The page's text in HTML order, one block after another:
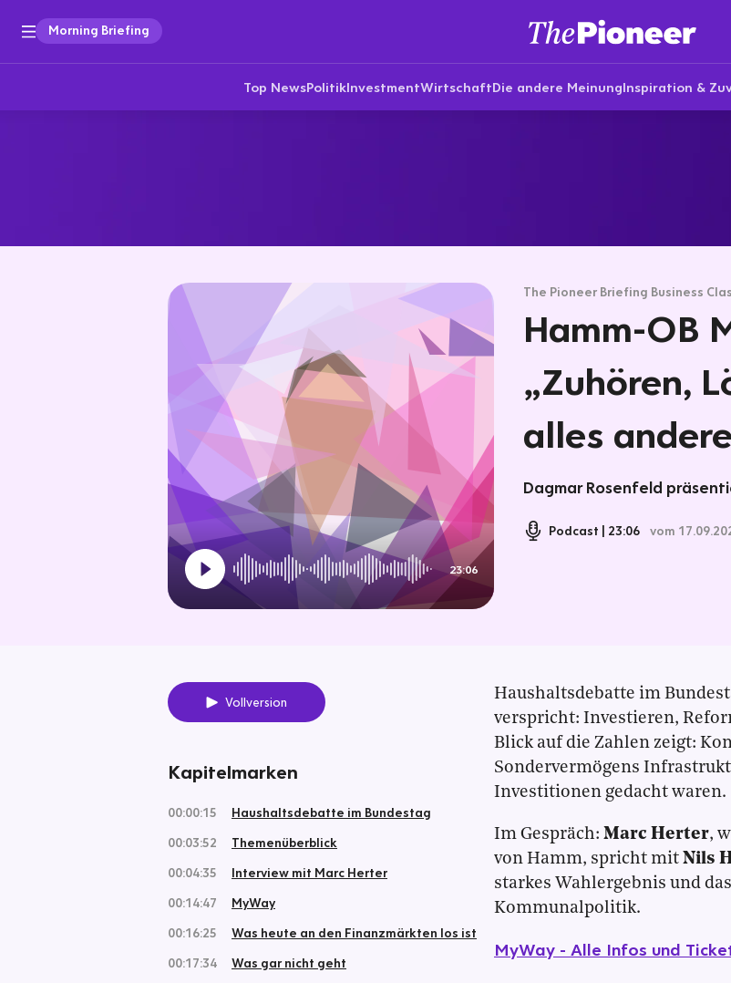
Morning Briefing
Top NewsPolitikInvestmentWirtschaftDie andere MeinungInspiration &
23:06
The Pioneer Briefing Business
Hamm-OB
„Zuhören,
alles
Dagmar Rosenfeld
Podcast 23:06 vom
Vollversion
Kapitelmarken
00:00:15
Haushaltsdebatte im Bundestag
00:03:52
Themenüberblick
00:04:35
Interview mit Marc Herter
00:14:47
MyWay
00:16:25
Was heute an den Finanzmärkten los ist
00:17:34
Was gar nicht geht
Haushaltsdebatte im
verspricht: Investieren,
Blick auf die Zahlen zeigt:
Sondervermögens
Investitionen gedacht waren.
Im Gespräch: Marc Herter,
von Hamm, spricht mit Nils
starkes Wahlergebnis und
Kommunalpolitik.
MyWay - Alle Infos und